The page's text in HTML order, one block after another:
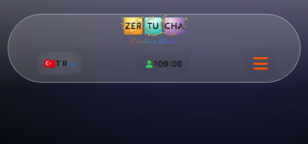
Creative Studio
1 09:08
🇹🇷TR